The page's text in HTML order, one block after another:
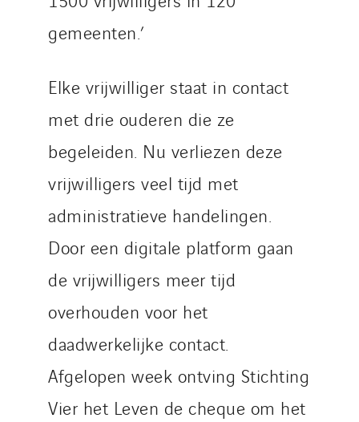
gemeenten.’
Elke vrijwilliger staat in contact
met drie ouderen die ze
begeleiden. Nu verliezen deze
vrijwilligers veel tijd met
administratieve handelingen.
Door een digitale platform gaan
de vrijwilligers meer tijd
overhouden voor het
daadwerkelijke contact.
Afgelopen week ontving Stichting
Vier het Leven de cheque om het